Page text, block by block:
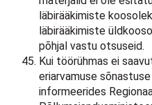
läbirääkimiste
läbirääkimiste
põhjal vastu otsuseid.
Kui töörühmas ei
eriarvamuse
informeerides